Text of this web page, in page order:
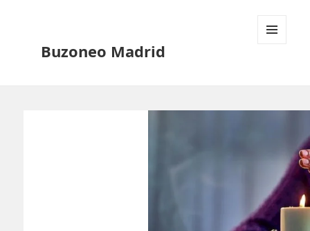
Buzoneo Madrid
WIDGETS